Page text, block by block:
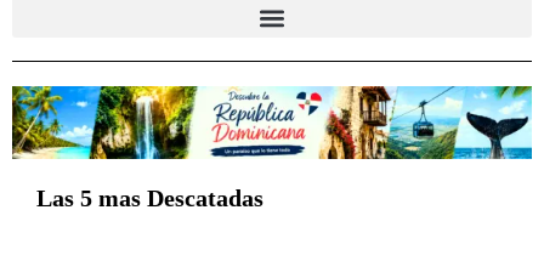
Las 5 mas Descatadas